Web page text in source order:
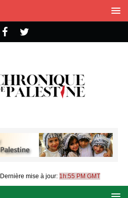
Dernière mise à jour: 1h:55 PM GMT